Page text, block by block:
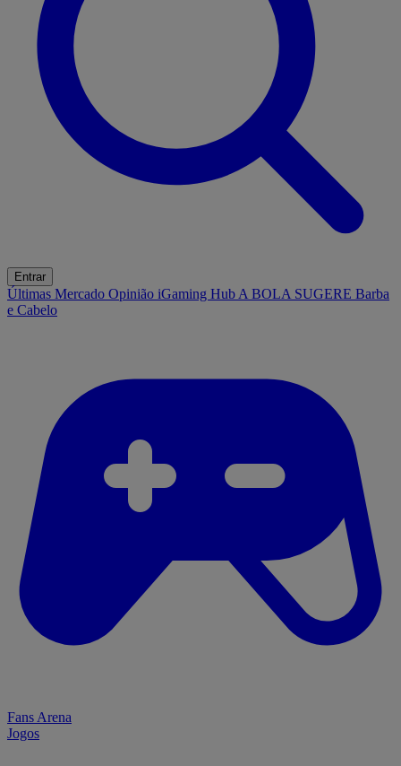
Entrar
Últimas Mercado Opinião iGaming Hub A BOLA SUGERE Barba
e Cabelo
Fans Arena
Jogos